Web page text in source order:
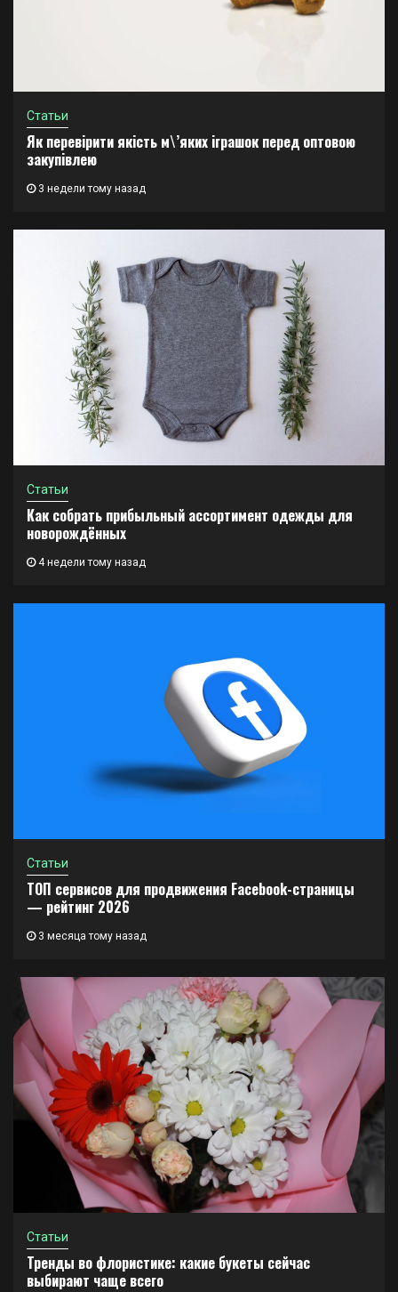
Статьи
Як перевірити якість м\’яких іграшок перед оптовою
закупівлею
3 недели тому назад
Статьи
Как собрать прибыльный ассортимент одежды для
новорождённых
4 недели тому назад
Статьи
ТОП сервисов для продвижения Facebook-страницы
— рейтинг 2026
3 месяца тому назад
Статьи
Тренды во флористике: какие букеты сейчас
выбирают чаще всего